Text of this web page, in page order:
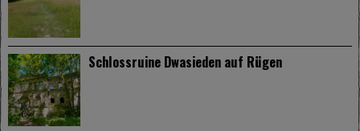
Schlossruine Dwasieden auf Rügen